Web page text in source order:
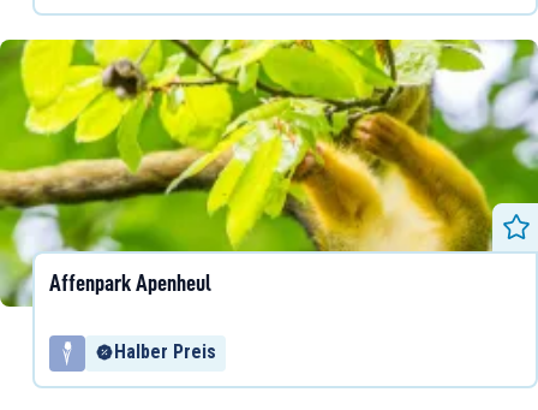
Affenpark Apenheul
Halber Preis